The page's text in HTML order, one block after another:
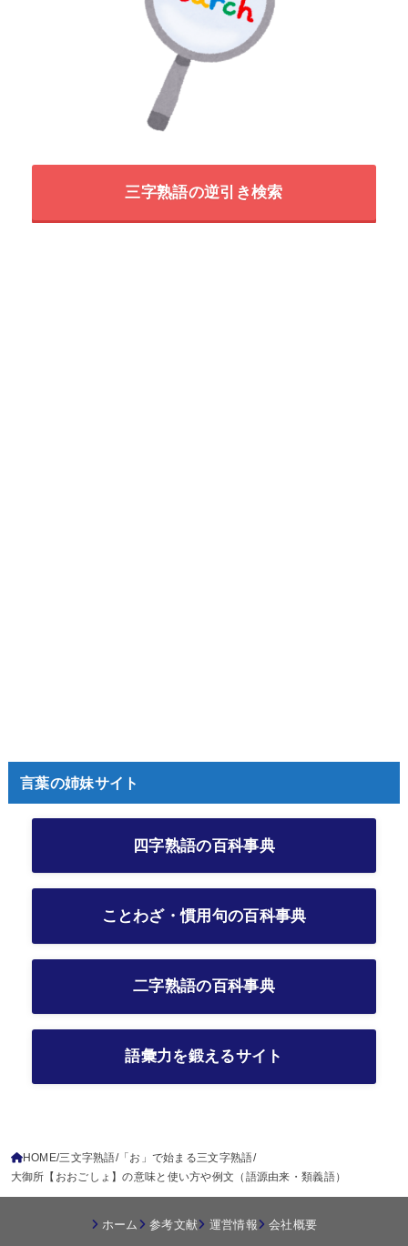
三字熟語の逆引き検索
言葉の姉妹サイト
四字熟語の百科事典
ことわざ・慣用句の百科事典
二字熟語の百科事典
語彙力を鍛えるサイト
HOME 三文字熟語 「お」で始まる三文字熟語
大御所【おおごしょ】の意味と使い方や例文（語源由来・類義語）
ホーム 参考文献 運営情報 会社概要